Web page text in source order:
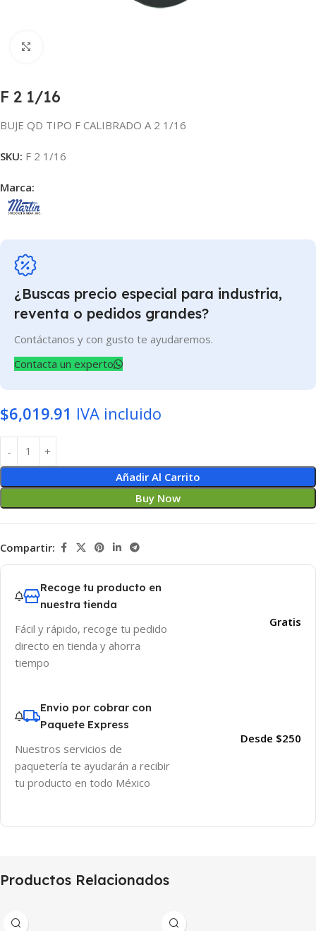
F 2 1/16
BUJE QD TIPO F CALIBRADO A 2 1/16
SKU: F 2 1/16
Marca:
¿Buscas precio especial para industria,
reventa o pedidos grandes?
Contáctanos y con gusto te ayudaremos.
Contacta un experto
$6,019.91 IVA incluido
Añadir Al Carrito
Buy Now
Compartir:
Recoge tu producto en
nuestra tienda
Fácil y rápido, recoge tu pedido
directo en tienda y ahorra
tiempo
Gratis
Envio por cobrar con
Paquete Express
Nuestros servicios de
paquetería te ayudarán a recibir
tu producto en todo México
Desde $250
Productos Relacionados